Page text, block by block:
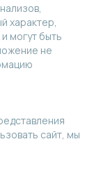
характер,
могут быть
не
сайт, мы